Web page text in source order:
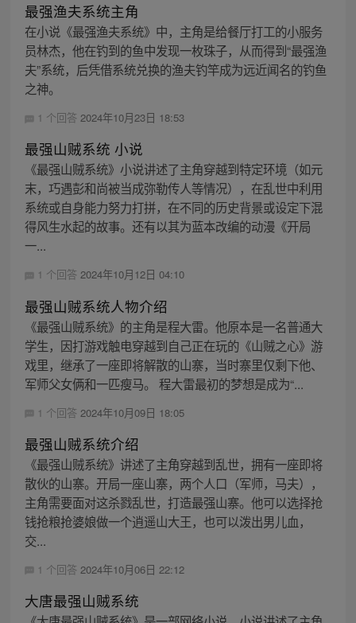
最强渔夫系统主角
在小说《最强渔夫系统》中，主角是给餐厅打工的小服务
员林杰，他在钓到的鱼中发现一枚珠子，从而得到“最强渔
夫”系统，后凭借系统兑换的渔夫钓竿成为远近闻名的钓鱼
之神。
1 个回答 2024年10月23日 18:53
最强山贼系统 小说
《最强山贼系统》小说讲述了主角穿越到特定环境（如元
末，巧遇彭和尚被当成弥勒传人等情况），在乱世中利用
系统或自身能力努力打拼，在不同的历史背景或设定下混
得风生水起的故事。还有以其为蓝本改编的动漫《开局
一...
1 个回答 2024年10月12日 04:10
最强山贼系统人物介绍
《最强山贼系统》的主角是程大雷。他原本是一名普通大
学生，因打游戏触电穿越到自己正在玩的《山贼之心》游
戏里，继承了一座即将解散的山寨，当时寨里仅剩下他、
军师父女俩和一匹瘦马。 程大雷最初的梦想是成为“...
1 个回答 2024年10月09日 18:05
最强山贼系统介绍
《最强山贼系统》讲述了主角穿越到乱世，拥有一座即将
散伙的山寨。开局一座山寨，两个人口（军师，马夫），
主角需要面对这杀戮乱世，打造最强山寨。他可以选择抢
钱抢粮抢婆娘做一个逍遥山大王，也可以泼出男儿血，
交...
1 个回答 2024年10月06日 22:12
大唐最强山贼系统